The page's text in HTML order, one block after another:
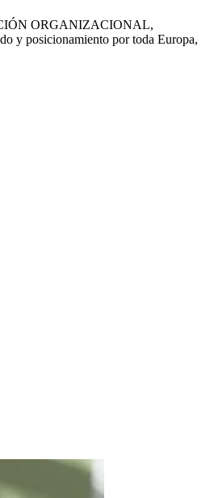
ORGANIZACIONAL,
y posicionamiento por toda Europa,